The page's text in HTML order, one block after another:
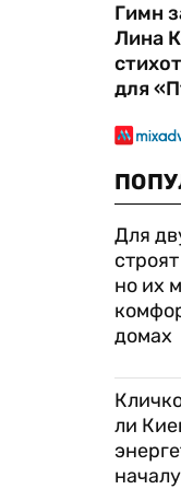
Гимн
Лина
для
Для
но их
домах
ли